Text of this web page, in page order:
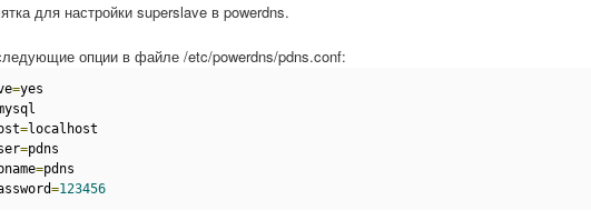
для настройки superslave в powerdns.
опции в файле /etc/powerdns/pdns.conf:
=yes
=localhost
=pdns
=pdns
=123456